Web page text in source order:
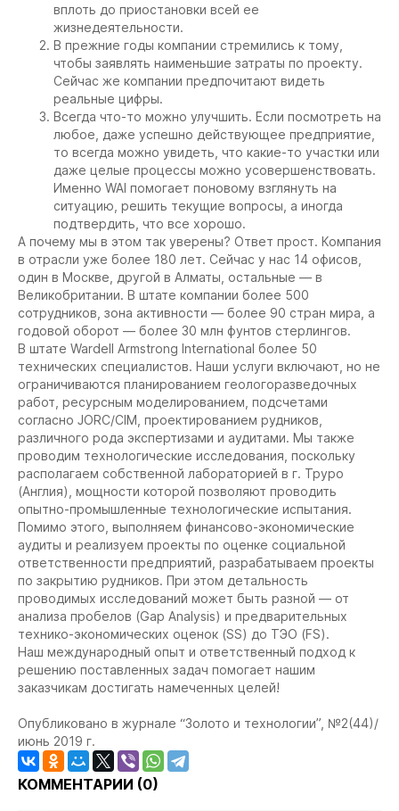
вплоть до приостановки всей ее
жизнедеятельности.
В прежние годы компании стремились к тому,
чтобы заявлять наименьшие затраты по проекту.
Сейчас же компании предпочитают видеть
реальные цифры.
Всегда что-то можно улучшить. Если посмотреть на
любое, даже успешно действующее предприятие,
то всегда можно увидеть, что какие-то участки или
даже целые процессы можно усовершенствовать.
Именно WAI помогает поновому взглянуть на
ситуацию, решить текущие вопросы, а иногда
подтвердить, что все хорошо.
А почему мы в этом так уверены? Ответ прост. Компания
в отрасли уже более 180 лет. Сейчас у нас 14 офисов,
один в Москве, другой в Алматы, остальные — в
Великобритании. В штате компании более 500
сотрудников, зона активности — более 90 стран мира, а
годовой оборот — более 30 млн фунтов стерлингов.
В штате Wardell Armstrong International более 50
технических специалистов. Наши услуги включают, но не
ограничиваются планированием геологоразведочных
работ, ресурсным моделированием, подсчетами
согласно JORC/CIM, проектированием рудников,
различного рода экспертизами и аудитами. Мы также
проводим технологические исследования, поскольку
располагаем собственной лабораторией в г. Труро
(Англия), мощности которой позволяют проводить
опытно-промышленные технологические испытания.
Помимо этого, выполняем финансово-экономические
аудиты и реализуем проекты по оценке социальной
ответственности предприятий, разрабатываем проекты
по закрытию рудников. При этом детальность
проводимых исследований может быть разной — от
анализа пробелов (Gap Analysis) и предварительных
технико-экономических оценок (SS) до ТЭО (FS).
Наш международный опыт и ответственный подход к
решению поставленных задач помогает нашим
заказчикам достигать намеченных целей!
Опубликовано в журнале “Золото и технологии”, №2(44)/
июнь 2019 г.
КОММЕНТАРИИ (0)